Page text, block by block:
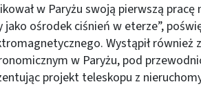
w Paryżu swoją pierwszą pracę
jako ośrodek ciśnień w eterze”,
Wystąpił również
w Paryżu, pod
projekt teleskopu z